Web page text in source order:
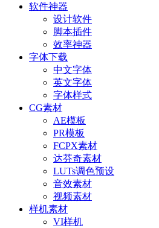
软件神器
设计软件
脚本插件
效率神器
字体下载
中文字体
英文字体
字体样式
CG素材
AE模板
PR模板
FCPX素材
达芬奇素材
LUTs调色预设
音效素材
视频素材
样机素材
VI样机